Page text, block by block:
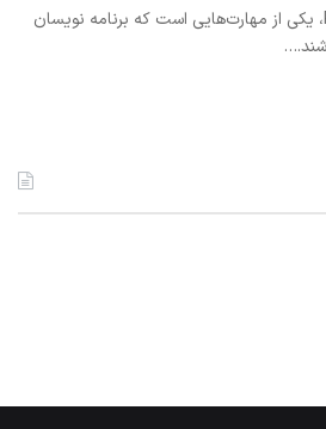
صفحه بندی مطالب در PHP، یکی از مهارت‌هایی است که برنامه نویسان